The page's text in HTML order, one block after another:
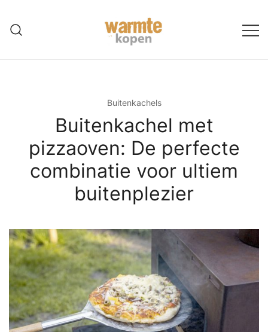
naar
Buitenkachels
Buitenkachel met
pizzaoven: De perfecte
combinatie voor ultiem
buitenplezier